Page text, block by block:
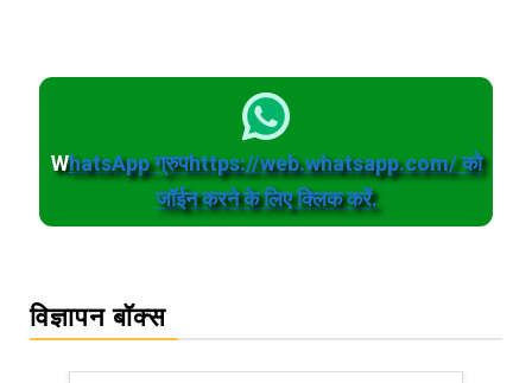
WhatsApp ग्रुपhttps://web.whatsapp.com/ को
जॉईन करने के लिए क्लिक करें.
विज्ञापन बॉक्स